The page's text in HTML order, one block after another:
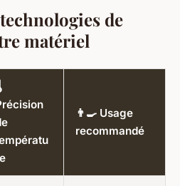
de
matériel
👨‍🍳 Usage
recommandé